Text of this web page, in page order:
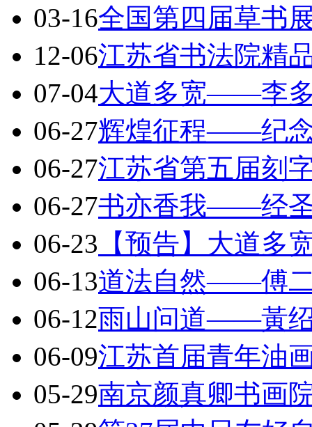
03-16全国第四届草书
12-06江苏省书法院精
07-04大道多宽——李
06-27辉煌征程——纪
06-27江苏省第五届刻
06-27书亦香我——经
06-23 【预告】大道
06-13道法自然——傅
06-12雨山问道——黃
06-09江苏首届青年油
05-29南京颜真卿书画